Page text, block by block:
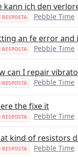
kann ich den
RESPOSTA Pebble Time
an fe error
RESPOSTA Pebble Time
can I repair
RESPOSTA Pebble Time
the fixe it
RESPOSTA Pebble Time
kind of resistors
RESPOSTA Pebble Time